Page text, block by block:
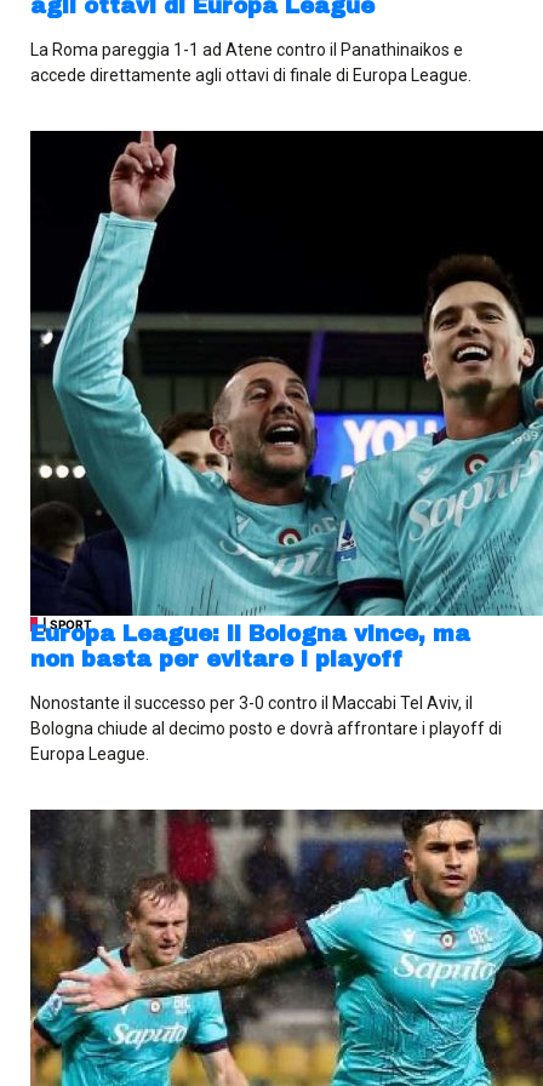
agli ottavi di Europa League
La Roma pareggia 1-1 ad Atene contro il Panathinaikos e
accede direttamente agli ottavi di finale di Europa League.
| SPORT
Europa League: il Bologna vince, ma
non basta per evitare i playoff
Nonostante il successo per 3-0 contro il Maccabi Tel Aviv, il
Bologna chiude al decimo posto e dovrà affrontare i playoff di
Europa League.